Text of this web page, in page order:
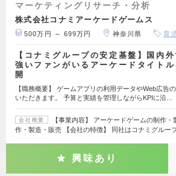
マーケティングリサーチ・分析
株式会社コナミアーケードゲームス
500万円 ～ 699万円 神奈川県 育
【コナミグループの安定基盤】国内外
強いファンがいるアーケードタイトル
開
【職務概要】 ゲームアプリの利用データやWeb広告
いただきます。 予算と実績を管理しながらKPIに沿…
会社概要
【事業内容】 アーケードゲームの制作・
作・製造・販売 【会社の特徴】 同社はコナミグルー
興味あり